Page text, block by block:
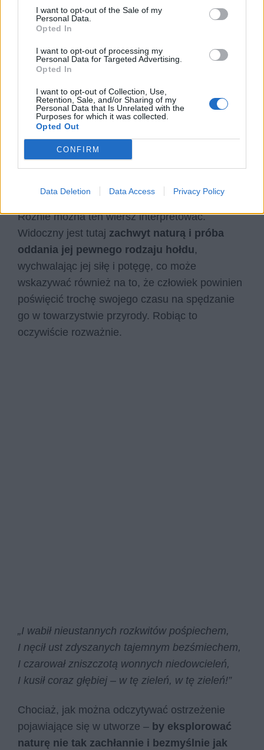
I want to opt-out of the Sale of my
Personal Data.
Opted In
I want to opt-out of processing my
Personal Data for Targeted Advertising.
Opted In
I want to opt-out of Collection, Use,
Retention, Sale, and/or Sharing of my
Personal Data that Is Unrelated with the
Purposes for which it was collected.
Opted Out
CONFIRM
Data Deletion Data Access Privacy Policy
pochłonięcie wędrowca całkowicie (
„I kusił coraz
głębiej – w tę zieleń, w tę zieleń!”
Być może wędrowiec po prostu się zmęczył i
osłabł po długim spacerze w lesie
(„wszechleśnym powiewem, Ogarnął go, gdy w
drodze przystanął pod drzewem,„)
pomocy z zewnątrz niestety umarł; pochłanianie
przez naturę ma tutaj wydźwięk symboliczny,
taki jakby jego duch odchodził wraz z
niespodziewaną śmiercią.
Różnie można ten wiersz interpretować.
Widoczny jest tutaj zachwyt naturą i próba
oddania jej pewnego rodzaju hołdu,
wychwalając jej siłę i potęgę, co może
wskazywać również na to, że człowiek powinien
poświęcić trochę swojego czasu na spędzanie
go w towarzystwie przyrody. Robiąc to
oczywiście rozważnie.
„I wabił nieustannych rozkwitów pośpiechem,
I nęcił ust zdyszanych tajemnym bezśmiechem,
I czarował zniszczotą wonnych niedowcieleń,
I kusił coraz głębiej – w tę zieleń, w tę zieleń!”
Chociaż, jak można odczytywać ostrzeżenie
pojawiające się w utworze – by eksplorować
naturę nie tak zachłannie i bezmyślnie jak